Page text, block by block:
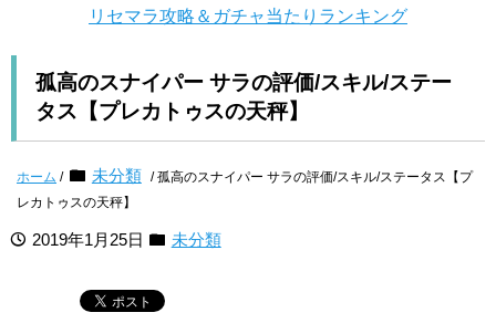
リセマラ攻略＆ガチャ当たりランキング
孤高のスナイパー サラの評価/スキル/ステー
タス【プレカトゥスの天秤】
ホーム / 未分類 / 孤高のスナイパー サラの評価/スキル/ステータス【プ
レカトゥスの天秤】
2019年1月25日 未分類